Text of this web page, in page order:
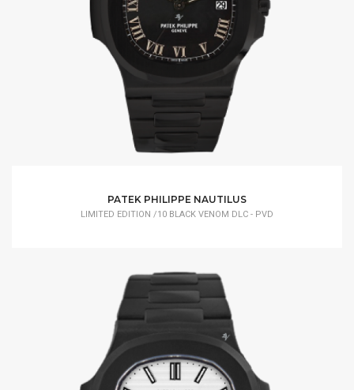
PATEK PHILIPPE NAUTILUS
LIMITED EDITION /10 BLACK VENOM DLC - PVD